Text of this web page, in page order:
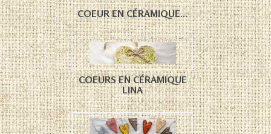
COEUR EN CÉRAMIQUE...
COEURS EN CÉRAMIQUE
LINA